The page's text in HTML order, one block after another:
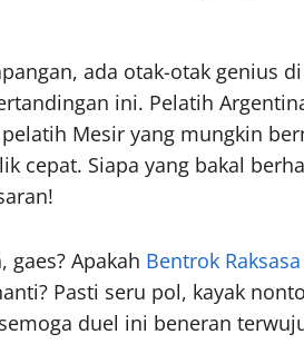
ada otak-otak genius
ini. Pelatih
Mesir yang mungkin
cepat. Siapa yang bakal
gaes? Apakah Bentrok Raksasa
Pasti seru pol, kayak
duel ini beneran